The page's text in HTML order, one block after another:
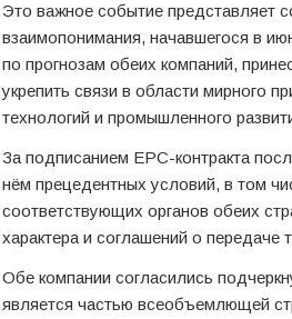
Это важное событие представляет
взаимопонимания, начавшегося в
по прогнозам обеих компаний,
укрепить связи в области мирного
технологий и промышленного
За подписанием EPC-контракта
нём прецедентных условий, в том
соответствующих органов обеих
характера и соглашений о передаче
Обе компании согласились
является частью всеобъемлющей